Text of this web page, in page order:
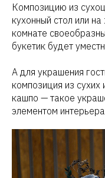
Композицию из
кухонный стол или
комнате
букетик будет
А для украшения
композиция из сухих
кашпо — такое
элементом